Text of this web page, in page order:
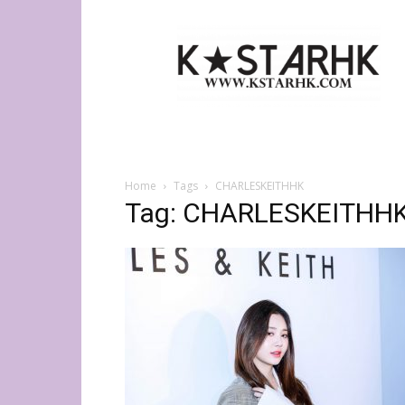
Star
HK
Home Tags CHARLESKEITHHK
Tag: